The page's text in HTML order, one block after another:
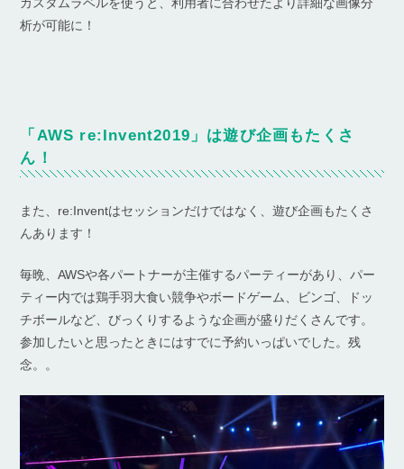
析が可能に！
「AWS re:Invent2019」は遊び企画もたくさ
ん！
また、re:Inventはセッションだけではなく、遊び企画もたくさ
んあります！
毎晩、AWSや各パートナーが主催するパーティーがあり、パー
ティー内では鶏手羽大食い競争やボードゲーム、ビンゴ、ドッ
チボールなど、びっくりするような企画が盛りだくさんです。
参加したいと思ったときにはすでに予約いっぱいでした。残
念。。